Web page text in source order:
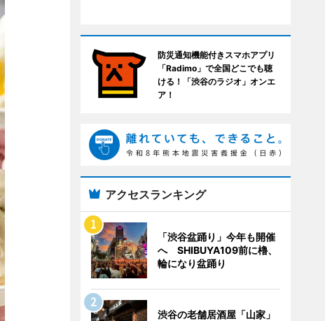
防災通知機能付きスマホアプリ
「Radimo」で全国どこでも聴
ける！「渋谷のラジオ」オンエ
ア！
アクセスランキング
「渋谷盆踊り」今年も開催
へ SHIBUYA109前に櫓、
輪になり盆踊り
渋谷の老舗居酒屋「山家」